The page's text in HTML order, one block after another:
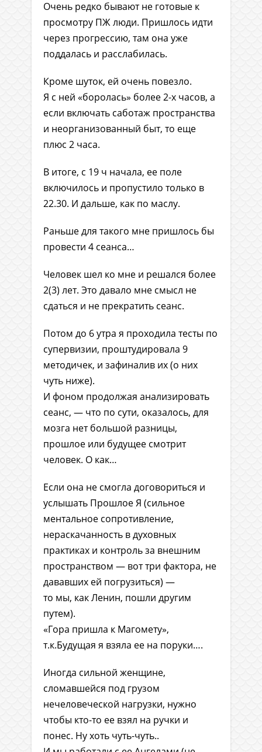
Очень редко бывают не готовые к
просмотру ПЖ люди. Пришлось идти
через прогрессию, там она уже
поддалась и расслабилась.
Кроме шуток, ей очень повезло.
Я с ней «боролась» более 2-х часов, а
если включать саботаж пространства
и неорганизованный быт, то еще
плюс 2 часа.
В итоге, с 19 ч начала, ее поле
включилось и пропустило только в
22.30. И дальше, как по маслу.
Раньше для такого мне пришлось бы
провести 4 сеанса…
Человек шел ко мне и решался более
2(3) лет. Это давало мне смысл не
сдаться и не прекратить сеанс.
Потом до 6 утра я проходила тесты по
супервизии, проштудировала 9
методичек, и зафиналив их (о них
чуть ниже).
И фоном продолжая анализировать
сеанс, — что по сути, оказалось, для
мозга нет большой разницы,
прошлое или будущее смотрит
человек. О как…
Если она не смогла договориться и
услышать Прошлое Я (сильное
ментальное сопротивление,
нераскачанность в духовных
практиках и контроль за внешним
пространством — вот три фактора, не
дававших ей погрузиться) —
то мы, как Ленин, пошли другим
путем).
«Гора пришла к Магомету»,
т.к.Будущая я взяла ее на поруки….
Иногда сильной женщине,
сломавшейся под грузом
нечеловеческой нагрузки, нужно
чтобы кто-то ее взял на ручки и
понес. Ну хоть чуть-чуть..